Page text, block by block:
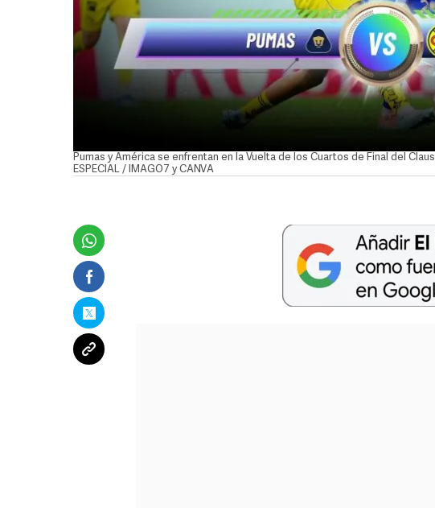
Pumas y América se enfrentan en la Vuelta de los Cuartos de Final del
ESPECIAL / IMAGO7 y CANVA